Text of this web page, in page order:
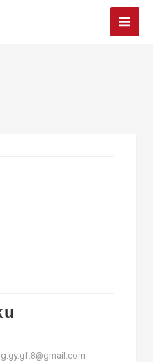
Main